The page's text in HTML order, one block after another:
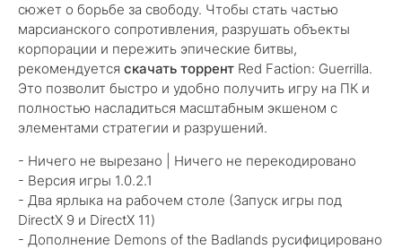
сюжет о борьбе за свободу. Чтобы стать частью
марсианского сопротивления, разрушать объекты
корпорации и пережить эпические битвы,
рекомендуется скачать торрент Red Faction: Guerrilla.
Это позволит быстро и удобно получить игру на ПК и
полностью насладиться масштабным экшеном с
элементами стратегии и разрушений.
- Ничего не вырезано | Ничего не перекодировано
- Версия игры 1.0.2.1
- Два ярлыка на рабочем столе (Запуск игры под
DirectX 9 и DirectX 11)
- Дополнение Demons of the Badlands русифицировано